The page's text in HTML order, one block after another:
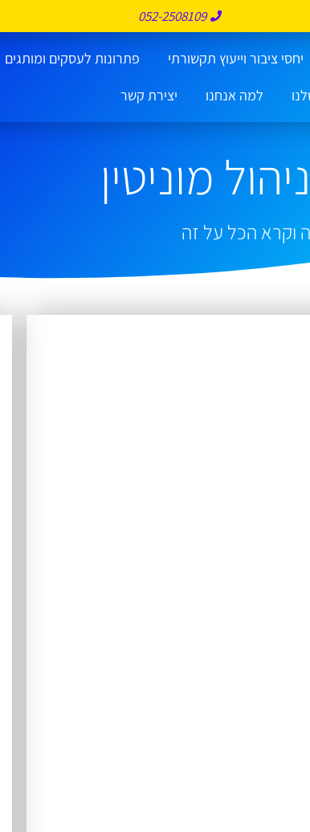
052-2508109
יחסי ציבור וייעוץ תקשורתי
פתרונות לעסקים ומותגים
למה אנחנו יצירת קשר
מוניטין
וקרא הכל על זה